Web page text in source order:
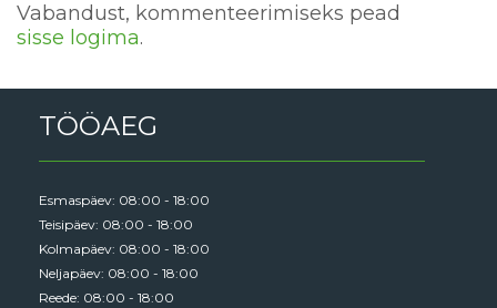
Vabandust, kommenteerimiseks pead
sisse logima.
TÖÖAEG
Esmaspäev: 08:00 - 18:00
Teisipäev: 08:00 - 18:00
Kolmapäev: 08:00 - 18:00
Neljapäev: 08:00 - 18:00
Reede: 08:00 - 18:00